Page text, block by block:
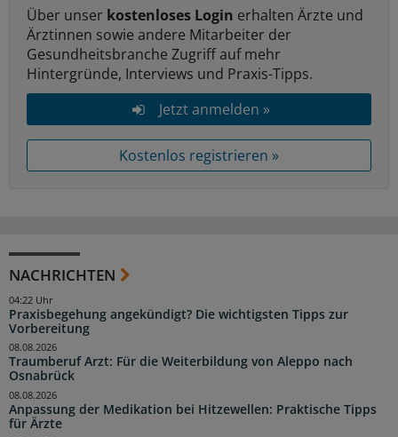
Über unser kostenloses Login erhalten Ärzte und
Ärztinnen sowie andere Mitarbeiter der
Gesundheitsbranche Zugriff auf mehr
Hintergründe, Interviews und Praxis-Tipps.
Jetzt anmelden »
Kostenlos registrieren »
NACHRICHTEN
Praxisbegehung angekündigt? Die wichtigsten Tipps zur
Vorbereitung
04:22 Uhr
Traumberuf Arzt: Für die Weiterbildung von Aleppo nach
Osnabrück
08.08.2026
Anpassung der Medikation bei Hitzewellen: Praktische Tipps
für Ärzte
08.08.2026